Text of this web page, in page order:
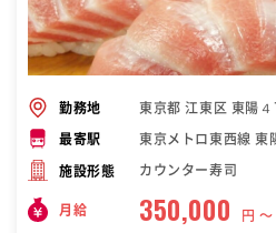
勤務地 東京都 江東区 東陽４
最寄駅 東京メトロ東西線 東
施設形態 カウンター寿司
月給 350,000 円 〜